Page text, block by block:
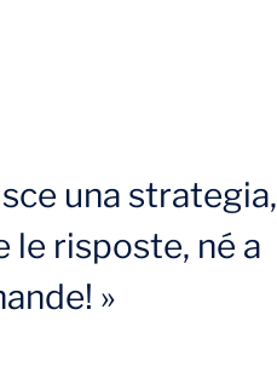
una strategia,
le risposte, né a
»